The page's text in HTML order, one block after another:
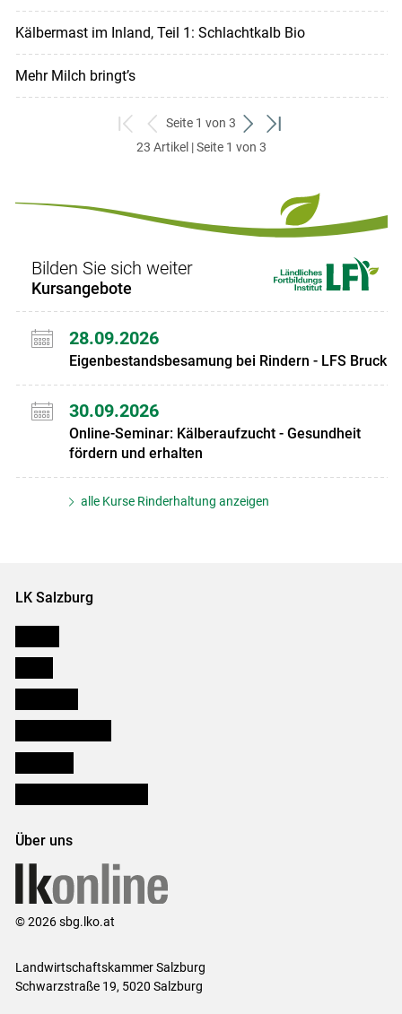
Kälbermast im Inland, Teil 1: Schlachtkalb Bio
Mehr Milch bringt’s
zum
ersten
zurück
zum
Seite 1 von 3
weiter
zum
zum
23 Artikel | Seite 1 von 3
Bilden Sie sich weiter
Kursangebote
28.09.2026
Eigenbestandsbesamung bei Rindern - LFS Bruck
30.09.2026
Online-Seminar: Kälberaufzucht - Gesundheit
fördern und erhalten
alle Kurse Rinderhaltung anzeigen
LK Salzburg
Über uns
© 2026 sbg.lko.at
Landwirtschaftskammer Salzburg
Schwarzstraße 19, 5020 Salzburg